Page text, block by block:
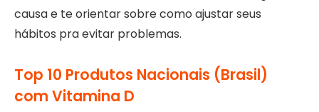
causa e te orientar sobre como ajustar seus
hábitos pra evitar problemas.
Top 10 Produtos Nacionais (Brasil)
com Vitamina D